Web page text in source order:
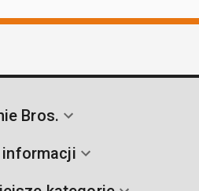
Bros.
informacji